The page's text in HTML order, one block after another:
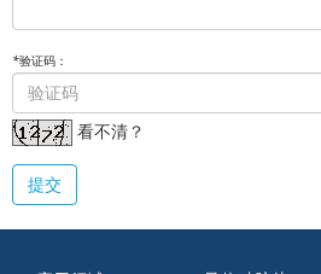
*验证码：
看不清？
提交